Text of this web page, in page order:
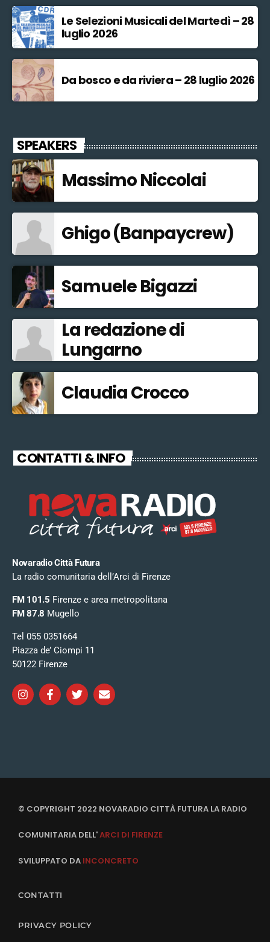
Le Selezioni Musicali del Martedì – 28
luglio 2026
Da bosco e da riviera – 28 luglio 2026
SPEAKERS
Massimo Niccolai
Ghigo (Banpaycrew)
Samuele Bigazzi
La redazione di
Lungarno
Claudia Crocco
CONTATTI & INFO
Novaradio Città Futura
La radio comunitaria dell’Arci di Firenze
FM 101.5 Firenze e area metropolitana
FM 87.8 Mugello
Tel 055 0351664
Piazza de’ Ciompi 11
50122 Firenze
© COPYRIGHT 2022 NOVARADIO CITTÀ FUTURA LA RADIO
COMUNITARIA DELL'ARCI DI FIRENZE
SVILUPPATO DA INCONCRETO
CONTATTI
PRIVACY POLICY